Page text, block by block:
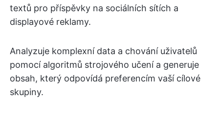
textů pro příspěvky na sociálních sítích a
displayové reklamy.
Analyzuje komplexní data a chování uživatelů
pomocí algoritmů strojového učení a generuje
obsah, který odpovídá preferencím vaší cílové
skupiny.